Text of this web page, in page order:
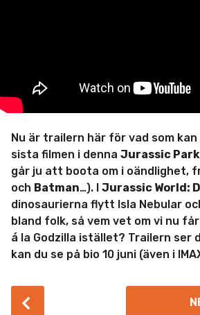
Nu är trailern här för vad som
sista filmen i denna Jurassic Park
går ju att boota om i oändlighet,
och Batman…). I Jurassic World:
dinosaurierna flytt Isla Nebular
bland folk, så vem vet om vi nu
á la Godzilla istället? Trailern ser
kan du se på bio 10 juni (även i
P